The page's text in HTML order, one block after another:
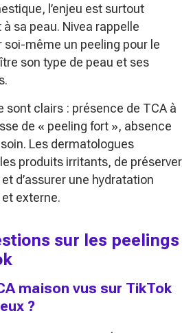
l’enjeu est surtout
à sa peau. Nivea rappelle
soi-même un peeling pour le
son type de peau et ses
sont clairs : présence de TCA à
de « peeling fort », absence
Les dermatologues
produits irritants, de préserver
d’assurer une hydratation
externe.
sur les peelings
maison vus sur TikTok
?